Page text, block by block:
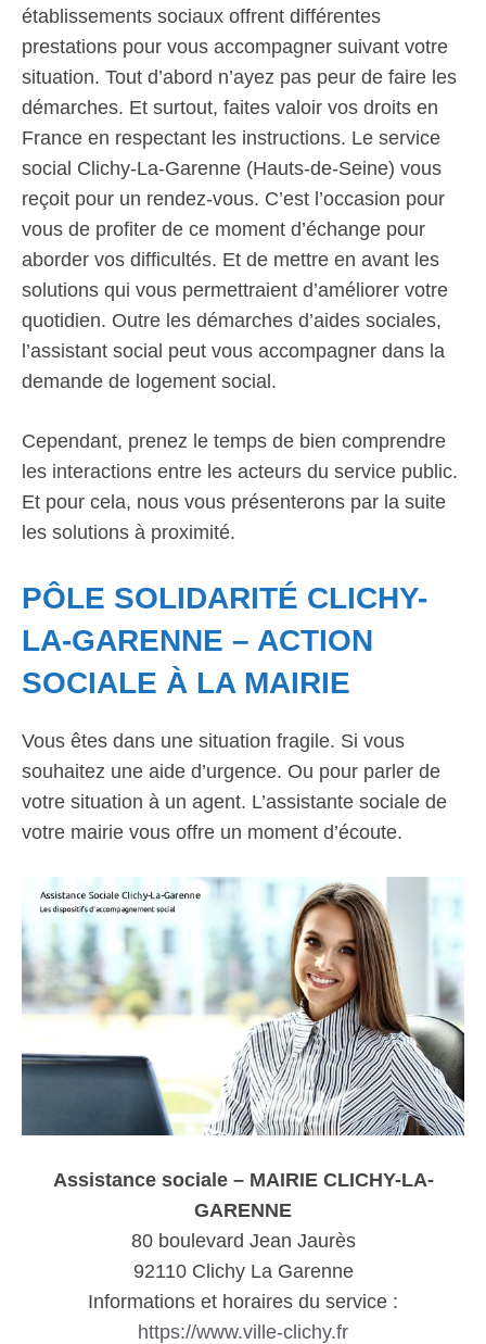
établissements sociaux offrent différentes
prestations pour vous accompagner suivant votre
situation. Tout d’abord n’ayez pas peur de faire les
démarches. Et surtout, faites valoir vos droits en
France en respectant les instructions. Le service
social Clichy-La-Garenne (Hauts-de-Seine) vous
reçoit pour un rendez-vous. C’est l’occasion pour
vous de profiter de ce moment d’échange pour
aborder vos difficultés. Et de mettre en avant les
solutions qui vous permettraient d’améliorer votre
quotidien. Outre les démarches d’aides sociales,
l’assistant social peut vous accompagner dans la
demande de logement social.
Cependant, prenez le temps de bien comprendre
les interactions entre les acteurs du service public.
Et pour cela, nous vous présenterons par la suite
les solutions à proximité.
PÔLE SOLIDARITÉ CLICHY-
LA-GARENNE – ACTION
SOCIALE À LA MAIRIE
Vous êtes dans une situation fragile. Si vous
souhaitez une aide d’urgence. Ou pour parler de
votre situation à un agent. L’assistante sociale de
votre mairie vous offre un moment d’écoute.
Assistance sociale – MAIRIE CLICHY-LA-
GARENNE
80 boulevard Jean Jaurès
92110 Clichy La Garenne
Informations et horaires du service :
https://www.ville-clichy.fr